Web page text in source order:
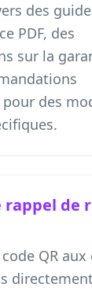
des
PDF, des
sur la
des
rappel de
QR aux